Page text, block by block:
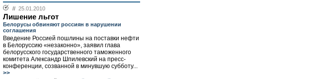
// 25.01.2010
Лишение льгот
Белорусы обвиняют россиян в нарушении
соглашения
Введение Россией пошлины на поставки нефти
в Белоруссию «незаконно», заявил глава
белорусского государственного таможенного
комитета Александр Шпилевский на пресс-
конференции, созванной в минувшую субботу...
>>